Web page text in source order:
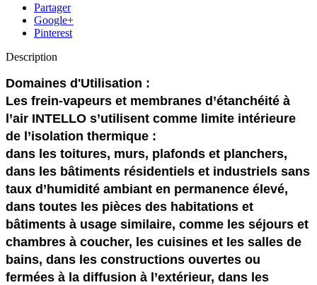
Partager
Google+
Pinterest
Description
Domaines d'Utilisation :
Les frein-vapeurs et membranes d’étanchéité à
l’air INTELLO s’utilisent comme limite intérieure
de l’isolation thermique :
dans les toitures, murs, plafonds et planchers,
dans les bâtiments résidentiels et industriels sans
taux d’humidité ambiant en permanence élevé,
dans toutes les pièces des habitations et
bâtiments à usage similaire, comme les séjours et
chambres à coucher, les cuisines et les salles de
bains, dans les constructions ouvertes ou
fermées à la diffusion à l’extérieur, dans les